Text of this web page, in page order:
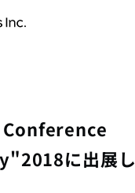
ップ
くり
革
用
援
推進支援
援
・活用支援
Conference
に出展